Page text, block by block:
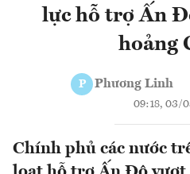
lực hỗ trợ Ấn
hoảng
P Phương Linh
09:18, 03/
Chính phủ các nước